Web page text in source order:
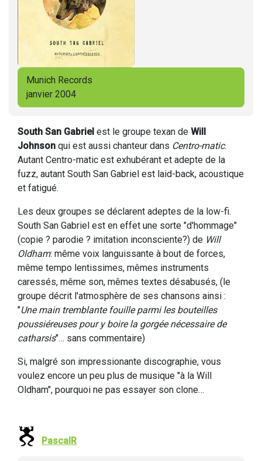
Munich Records
janvier 2004
South San Gabriel est le groupe texan de Will
Johnson qui est aussi chanteur dans Centro-matic.
Autant Centro-matic est exhubérant et adepte de la
fuzz, autant South San Gabriel est laid-back, acoustique
et fatigué.
Les deux groupes se déclarent adeptes de la low-fi.
South San Gabriel est en effet une sorte "d'hommage"
(copie ? parodie ? imitation inconsciente?) de Will
Oldham: même voix languissante à bout de forces,
même tempo lentissimes, mêmes instruments
caressés, même son, mêmes textes désabusés, (le
groupe décrit l'atmosphère de ses chansons ainsi :
"Une main tremblante fouille parmi les bouteilles
poussiéreuses pour y boire la gorgée nécessaire de
catharsis"… sans commentaire)
Si, malgré son impressionante discographie, vous
voulez encore un peu plus de musique "à la Will
Oldham", pourquoi ne pas essayer son clone…
PascalR